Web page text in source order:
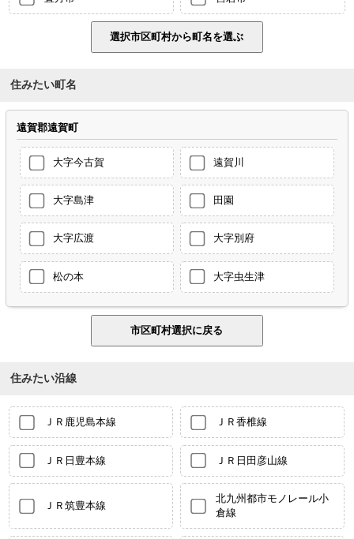
住みたい町名
遠賀郡遠賀町
大字今古賀 遠賀川
大字島津 田園
大字広渡 大字別府
松の本 大字虫生津
住みたい沿線
ＪＲ鹿児島本線 ＪＲ香椎線
ＪＲ日豊本線 ＪＲ日田彦山線
ＪＲ筑豊本線
北九州都市モノレール小
倉線